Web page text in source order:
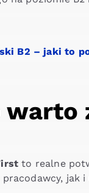
B2 – jaki to
warto
to realne
jak i